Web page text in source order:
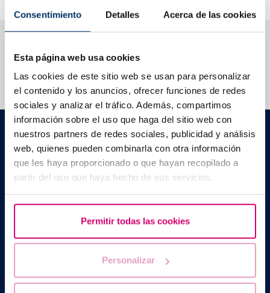
Consentimiento Detalles Acerca de las cookies
Esta página web usa cookies
Las cookies de este sitio web se usan para personalizar
el contenido y los anuncios, ofrecer funciones de redes
sociales y analizar el tráfico. Además, compartimos
información sobre el uso que haga del sitio web con
nuestros partners de redes sociales, publicidad y análisis
web, quienes pueden combinarla con otra información
que les haya proporcionado o que hayan recopilado a
partir del uso que haya hecho de sus servicios.
Permitir todas las cookies
Personalizar
questions
Edificio Planetarium
Escoles Pies, 103. 08017 Barcelona, España
+34 934 176 916
| info@bcnivf.com